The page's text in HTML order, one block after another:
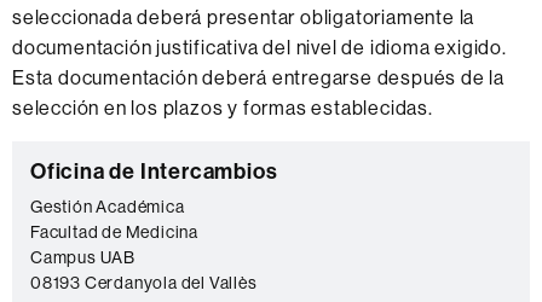
seleccionada deberá presentar obligatoriamente la
documentación justificativa del nivel de idioma exigido.
Esta documentación deberá entregarse después de la
selección en los plazos y formas establecidas.
Información
complementaria
C
o
n
t
Oficina de Intercambios
Gestión Académica
Facultad de Medicina
Campus UAB
08193 Cerdanyola del Vallès